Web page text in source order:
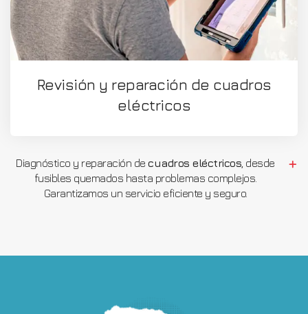
Revisión y reparación de cuadros
eléctricos
Diagnóstico y reparación decuadros eléctricos , desde
fusibles quemados hasta problemas complejos.
Garantizamos un servicio eficiente y seguro.